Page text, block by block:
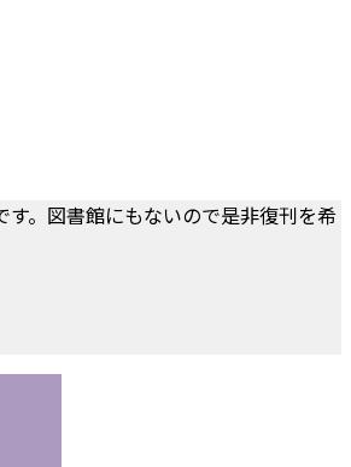
す。図書館にもないので是非復刊を希